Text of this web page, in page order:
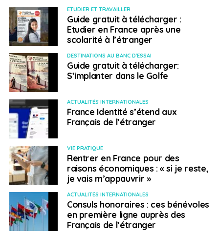
ETUDIER ET TRAVAILLER
Guide gratuit à télécharger :
Etudier en France après une
scolarité à l’étranger
DESTINATIONS AU BANC D'ESSAI
Guide gratuit à télécharger:
S’implanter dans le Golfe
ACTUALITÉS INTERNATIONALES
France Identité s’étend aux
Français de l’étranger
VIE PRATIQUE
Rentrer en France pour des
raisons économiques : « si je reste,
je vais m’appauvrir »
ACTUALITÉS INTERNATIONALES
Consuls honoraires : ces bénévoles
en première ligne auprès des
Français de l’étranger